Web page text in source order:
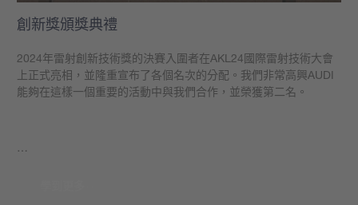
創新獎頒獎典禮
2024年雷射創新技術獎的決賽入圍者在AKL24國際雷射技術大會
上正式亮相，並隆重宣布了各個名次的分配。我們非常高興AUDI
能夠在這樣一個重要的活動中與我們合作，並榮獲第二名。
…